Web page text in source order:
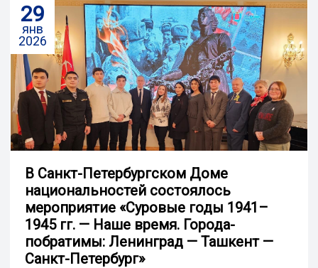
29
янв
2026
В Санкт-Петербургском Доме
национальностей состоялось
мероприятие «Суровые годы 1941–
1945 гг. — Наше время. Города-
побратимы: Ленинград — Ташкент —
Санкт-Петербург»